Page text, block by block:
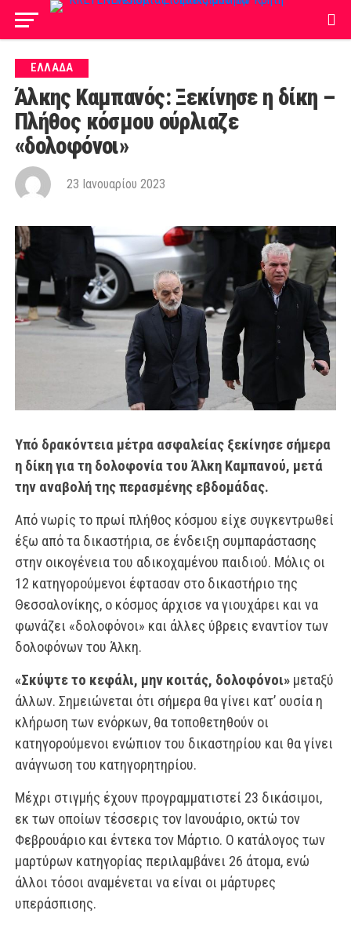
ΕΛΛΑΔΑ
Άλκης Καμπανός: Ξεκίνησε η δίκη –
Πλήθος κόσμου ούρλιαζε
«δολοφόνοι»
23 Ιανουαρίου 2023
Υπό δρακόντεια μέτρα ασφαλείας ξεκίνησε σήμερα
η δίκη για τη δολοφονία του Άλκη Καμπανού, μετά
την αναβολή της περασμένης εβδομάδας.
Από νωρίς το πρωί πλήθος κόσμου είχε συγκεντρωθεί
έξω από τα δικαστήρια, σε ένδειξη συμπαράστασης
στην οικογένεια του αδικοχαμένου παιδιού. Μόλις οι
12 κατηγορούμενοι έφτασαν στο δικαστήριο της
Θεσσαλονίκης, ο κόσμος άρχισε να γιουχάρει και να
φωνάζει «δολοφόνοι» και άλλες ύβρεις εναντίον των
δολοφόνων του Άλκη.
«Σκύψτε το κεφάλι, μην κοιτάς, δολοφόνοι»μεταξύ
άλλων. Σημειώνεται ότι σήμερα θα γίνει κατ’ ουσία η
κλήρωση των ενόρκων, θα τοποθετηθούν οι
κατηγορούμενοι ενώπιον του δικαστηρίου και θα γίνει
ανάγνωση του κατηγορητηρίου.
Μέχρι στιγμής έχουν προγραμματιστεί 23 δικάσιμοι,
εκ των οποίων τέσσερις τον Ιανουάριο, οκτώ τον
Φεβρουάριο και έντεκα τον Μάρτιο. Ο κατάλογος των
μαρτύρων κατηγορίας περιλαμβάνει 26 άτομα, ενώ
άλλοι τόσοι αναμένεται να είναι οι μάρτυρες
υπεράσπισης.